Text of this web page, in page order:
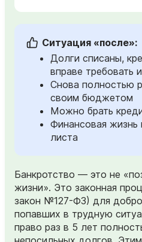
Ситуация «после»:
Долги списаны,
вправе требовать
Снова полностью
своим бюджетом
Можно брать
Финансовая жизнь
листа
Банкротство — это не
жизни». Это законная
закон №127-ФЗ) для
попавших в трудную
право раз в 5 лет